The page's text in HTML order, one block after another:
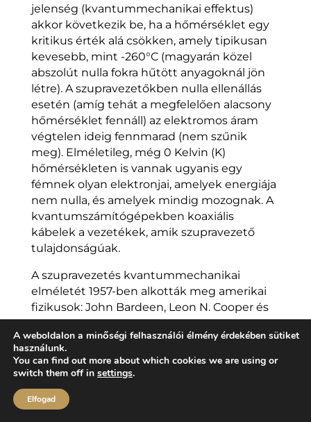
jelenség (kvantummechanikai effektus)
akkor következik be, ha a hőmérséklet egy
kritikus érték alá csökken, amely tipikusan
kevesebb, mint -260°C (magyarán közel
abszolút nulla fokra hűtött anyagoknál jön
létre). A szupravezetőkben nulla ellenállás
esetén (amíg tehát a megfelelően alacsony
hőmérséklet fennáll) az elektromos áram
végtelen ideig fennmarad (nem szűnik
meg). Elméletileg, még 0 Kelvin (K)
hőmérsékleten is vannak ugyanis egy
fémnek olyan elektronjai, amelyek energiája
nem nulla, és amelyek mindig mozognak. A
kvantumszámítógépekben koaxiális
kábelek a vezetékek, amik szupravezető
tulajdonságúak.
A szupravezetés kvantummechanikai
elméletét 1957-ben alkották meg amerikai
fizikusok: John Bardeen, Leon N. Cooper és
John R. Schrieffer, amiért 1972-ben fizikai
Nobel-díjat kaptak. Tulajdonképpen a
Cooper-párok viselkedésének megismerése
vezetett a későbbiekben olyan alkalmazási
lehetőségekre, mint a szupravezető
nanoszerkezeteken alapuló
A weboldalon a minőségi felhasználói élmény érdekében sütiket
használunk.
You can find out more about which cookies we are using or
switch them off in settings.
Elfogad